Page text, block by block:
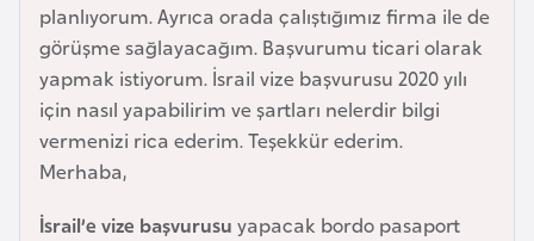
planlıyorum. Ayrıca orada çalıştığımız firma ile de
görüşme sağlayacağım. Başvurumu ticari olarak
yapmak istiyorum. İsrail vize başvurusu 2020 yılı
için nasıl yapabilirim ve şartları nelerdir bilgi
vermenizi rica ederim. Teşekkür ederim.
Merhaba,
İsrail’e vize başvurusu yapacak bordo pasaport
n
B
a
h
r
e